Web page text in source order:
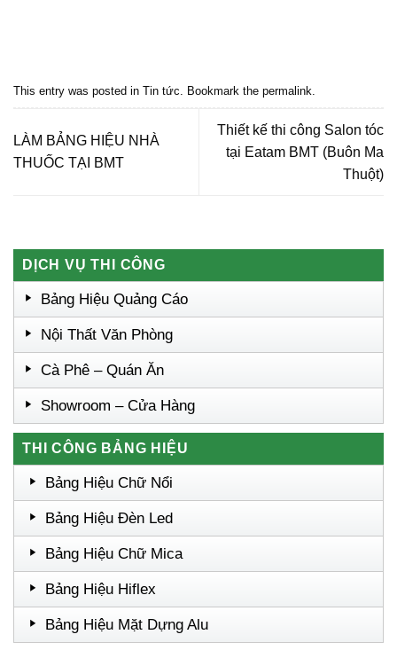
This entry was posted in Tin tức . Bookmark the permalink
LÀM BẢNG HIỆU NHÀ
THUỐC TẠI BMT
Thiết kế thi công Salon tóc
tại Eatam BMT (Buôn Ma
Thuột)
DỊCH VỤ THI CÔNG
Bảng Hiệu Quảng Cáo
Nội Thất Văn Phòng
Cà Phê – Quán Ăn
Showroom – Cửa Hàng
THI CÔNG BẢNG HIỆU
Bảng Hiệu Chữ Nổi
Bảng Hiệu Đèn Led
Bảng Hiệu Chữ Mica
Bảng Hiệu Hiflex
Bảng Hiệu Mặt Dựng Alu